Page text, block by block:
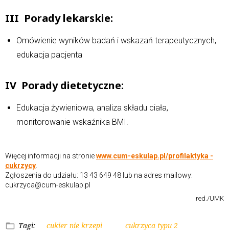
III Porady lekarskie:
Omówienie wyników badań i wskazań terapeutycznych,
edukacja pacjenta
IV Porady dietetyczne:
Edukacja żywieniowa, analiza składu ciała,
monitorowanie wskaźnika BMI.
Więcej informacji na stroniewww.cum-eskulap.pl/profilaktyka -
cukrzycy.
Zgłoszenia do udziału: 13 43 649 48 lub na adres mailowy:
cukrzyca@cum-eskulap.pl
red./UMK
Tagi: cukier nie krzepi cukrzyca typu 2